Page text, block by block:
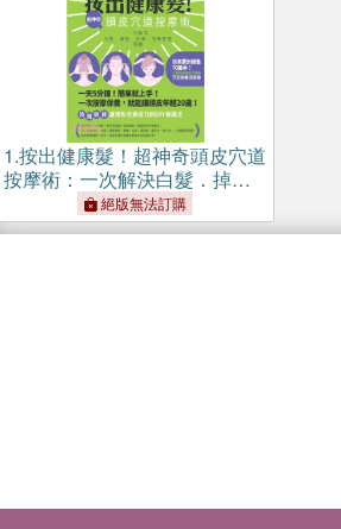
1.按出健康髮！超神奇頭皮穴道
按摩術：一次解決白髮．掉
髮．禿頭．毛躁髮質問題
絕版無法訂購